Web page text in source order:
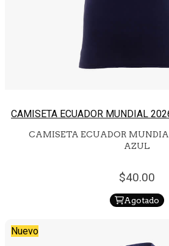
CAMISETA ECUADOR MUNDIAL
CAMISETA ECUADOR
AZUL
40.00
Agotado
Nuevo